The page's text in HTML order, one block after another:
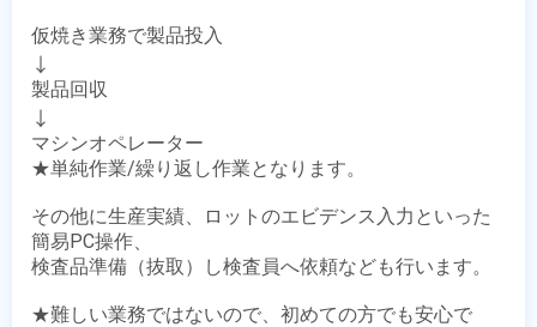
仮焼き業務で製品投入
↓
製品回収
↓
マシンオペレーター
★単純作業/繰り返し作業となります。
その他に生産実績、ロットのエビデンス入力といった
簡易PC操作、
検査品準備（抜取）し検査員へ依頼なども行います。
★難しい業務ではないので、初めての方でも安心で